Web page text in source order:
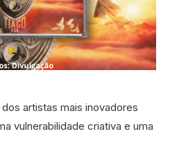
artistas mais inovadores
vulnerabilidade criativa e uma